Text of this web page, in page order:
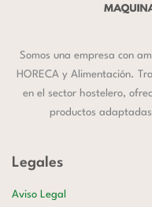
Somos una empresa con
HORECA y Alimentación.
en el sector hostelero,
productos
Legales
Aviso Legal